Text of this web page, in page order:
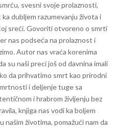
svesni svoje prolaznosti,
dubljem razumevanju života i
sreći. Govoriti otvoreno o smrti
nas podseća na prolaznost i
Autor nas vraća korenima
su naši preci još od davnina imali
da prihvatimo smrt kao prirodni
i deljenje tuge sa
i hrabrom življenju bez
knjiga nas vodi ka boljem
životima, pomažući nam da